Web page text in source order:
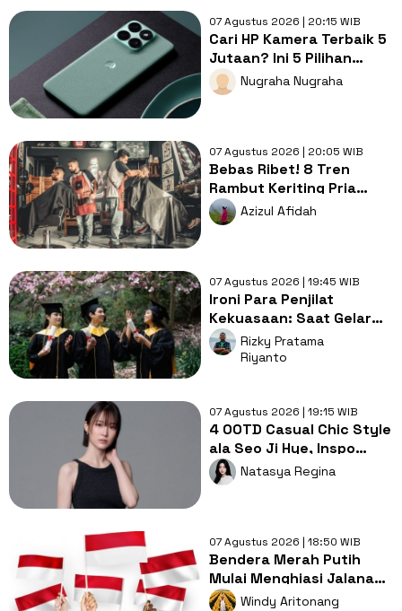
07 Agustus 2026 | 20:15 WIB
Cari HP Kamera Terbaik 5
Jutaan? Ini 5 Pilihan
dengan Foto Paling Tajam
Nugraha Nugraha
07 Agustus 2026 | 20:05 WIB
Bebas Ribet! 8 Tren
Rambut Keriting Pria
untuk Wajah Kotak yang
Gampang Ditata
Azizul Afidah
07 Agustus 2026 | 19:45 WIB
Ironi Para Penjilat
Kekuasaan: Saat Gelar
Akademis Kalah oleh
Mental ABS
Rizky Pratama
Riyanto
07 Agustus 2026 | 19:15 WIB
4 OOTD Casual Chic Style
ala Seo Ji Hye, Inspo
Gaya Ngampus Sampai
Ngantor!
Natasya Regina
07 Agustus 2026 | 18:50 WIB
Bendera Merah Putih
Mulai Menghiasi Jalanan,
Mengapa Tradisi ini
Windy Aritonang